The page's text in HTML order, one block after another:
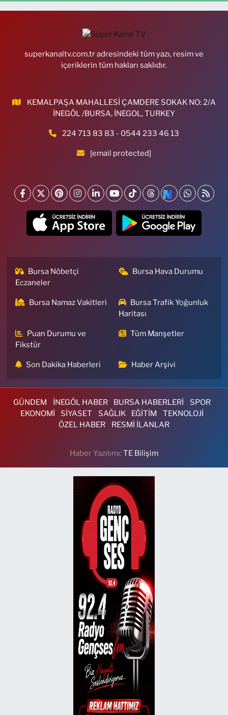
superkanaltv.com.tr adresindeki tüm yazı, resim ve
içeriklerin tüm hakları saklıdır.
KEMALPAŞA MAHALLESİ ÇAMDERE SOKAK NO: 2/A
İNEGÖL /BURSA, İNEGOL, TURKEY
224 713 83 83 - 0544 233 46 13
[email protected]
Bursa Nöbetçi
Eczaneler
Bursa Hava Durumu
Bursa Namaz Vakitleri
Bursa Trafik Yoğunluk
Haritası
Puan Durumu ve
Fikstür
Tüm Manşetler
Son Dakika Haberleri Haber Arşivi
GÜNDEM İNEGÖL HABER BURSA HABERLERİ
SPOR
EKONOMİ
SİYASET SAĞLIK EĞİTİM
TEKNOLOJİ
ÖZEL HABER
RESMİ İLANLAR
Haber Yazılımı:TE Bilişim